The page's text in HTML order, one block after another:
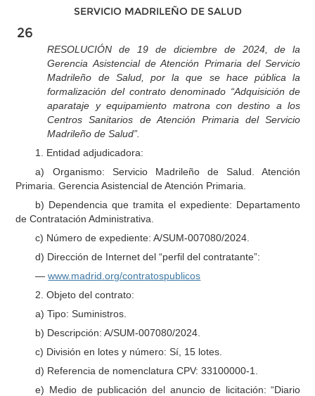
SERVICIO MADRILEÑO DE SALUD
26
RESOLUCIÓN de 19 de diciembre de 2024, de la
Gerencia Asistencial de Atención Primaria del Servicio
Madrileño de Salud, por la que se hace pública la
formalización del contrato denominado “Adquisición de
aparataje y equipamiento matrona con destino a los
Centros Sanitarios de Atención Primaria del Servicio
Madrileño de Salud”.
1. Entidad adjudicadora:
a) Organismo: Servicio Madrileño de Salud. Atención
Primaria. Gerencia Asistencial de Atención Primaria.
b) Dependencia que tramita el expediente: Departamento
de Contratación Administrativa.
c) Número de expediente: A/SUM-007080/2024.
d) Dirección de Internet del “perfil del contratante”:
—www.madrid.org/contratospublicos
2. Objeto del contrato:
a) Tipo: Suministros.
b) Descripción: A/SUM-007080/2024.
c) División en lotes y número: Sí, 15 lotes.
d) Referencia de nomenclatura CPV: 33100000-1.
e) Medio de publicación del anuncio de licitación: “Diario